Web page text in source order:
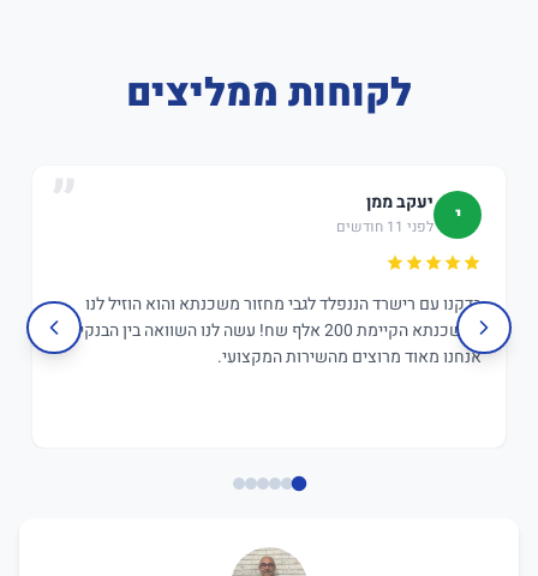
לקוחות ממליצים
י יעקב ממן
לפני 11 חודשים
בדקנו עם רישרד הננפלד לגבי מחזור משכנתא והוא הוזיל לנו
במשכנתא הקיימת 200 אלף שח! עשה לנו השוואה בין הבנקים,
אנחנו מאוד מרוצים מהשירות המקצועי.